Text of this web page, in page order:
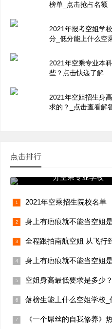
榜单_点击抢占名额
2021年报考空姐学
分_低分能上什么空
2021年空乘专业本
些？点击快递了解
2021年空姐招生身
求的？_点击查看解
点击排行
落榜生能上什么空姐学校
分空乘专业学校
2021年空乘招生院校名单
身上有疤痕就不能当空姐
全程跟拍南航空姐 从飞行
身上有疤痕就不能当空姐
空姐身高最低要求是多少？
落榜生能上什么空姐学校_低分空乘
《一个屌丝的自我修养》热播 揭秘现实